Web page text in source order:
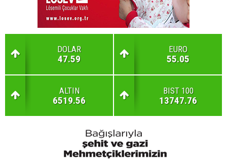
DOLAR
47.59
EURO
55.05
ALTIN
6519.56
BIST 100
13747.76